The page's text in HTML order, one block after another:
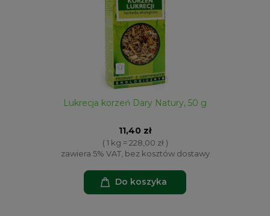
Lukrecja korzeń Dary Natury, 50 g
11,40 zł
( 1 kg = 228,00 zł )
zawiera 5% VAT, bez kosztów dostawy
Do koszyka